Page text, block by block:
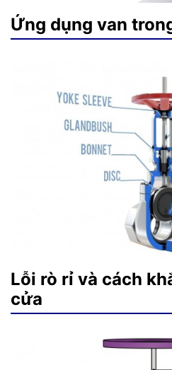
Ứng dụng van
Lỗi rò rỉ và cách
cửa